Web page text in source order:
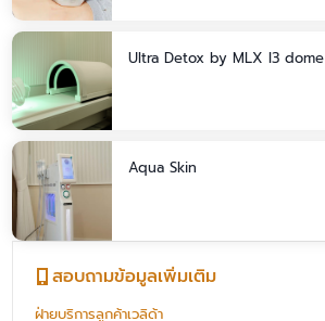
Ultra Detox by MLX I3 dome
Aqua Skin
สอบถามข้อมูลเพิ่มเติม
ฝ่ายบริการลูกค้าเวลิด้า